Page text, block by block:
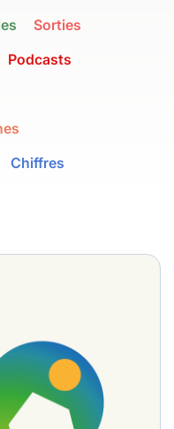
Sorties
Podcasts
Chiffres